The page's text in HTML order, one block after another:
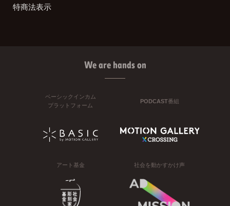
特商法表示
We are hands on
ベーシックインカム
プラットフォーム
PODCAST番組
アート基金 社会を動かすかけ声